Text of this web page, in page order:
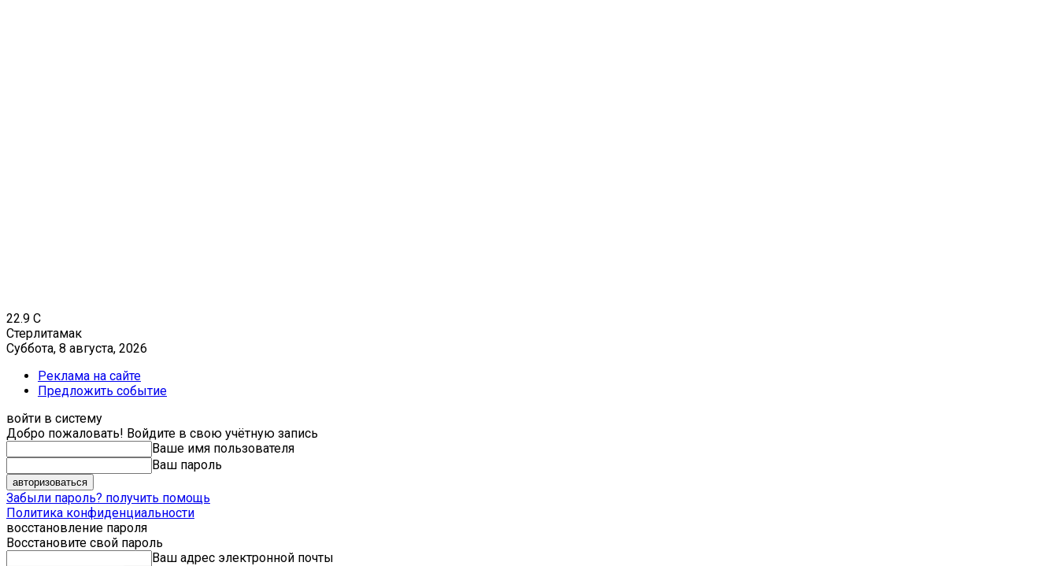
22.9 C
Стерлитамак
Суббота, 8 августа, 2026
Реклама на сайте
Предложить событие
войти в систему
Добро пожаловать! Войдите в свою учётную запись
Ваше имя пользователя
Ваш пароль
Забыли пароль? получить помощь
Политика конфиденциальности
восстановление пароля
Восстановите свой пароль
Ваш адрес электронной почты